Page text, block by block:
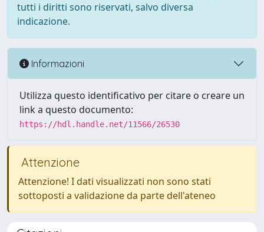
tutti i diritti sono riservati, salvo diversa
indicazione.
Informazioni
Utilizza questo identificativo per citare o creare un
link a questo documento:
https://hdl.handle.net/11566/26530
Attenzione
Attenzione! I dati visualizzati non sono stati
sottoposti a validazione da parte dell'ateneo